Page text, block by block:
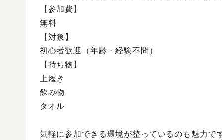
【参加費】
無料
【対象】
初心者歓迎（年齢・経験不問）
【持ち物】
上履き
飲み物
タオル
気軽に参加できる環境が整っているのも魅力で